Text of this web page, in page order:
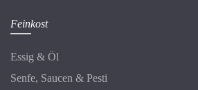
Feinkost
Essig & Öl
Senfe, Saucen & Pesti